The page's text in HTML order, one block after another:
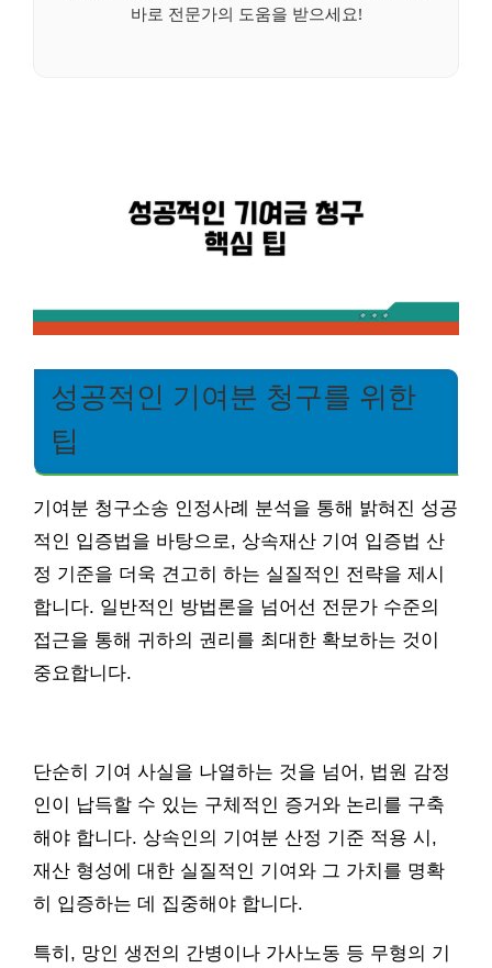
바로 전문가의 도움을 받으세요!
성공적인 기여분 청구를 위한
팁
기여분 청구소송 인정사례 분석을 통해 밝혀진 성공
적인 입증법을 바탕으로, 상속재산 기여 입증법 산
정 기준을 더욱 견고히 하는 실질적인 전략을 제시
합니다. 일반적인 방법론을 넘어선 전문가 수준의
접근을 통해 귀하의 권리를 최대한 확보하는 것이
중요합니다.
단순히 기여 사실을 나열하는 것을 넘어, 법원 감정
인이 납득할 수 있는 구체적인 증거와 논리를 구축
해야 합니다. 상속인의 기여분 산정 기준 적용 시,
재산 형성에 대한 실질적인 기여와 그 가치를 명확
히 입증하는 데 집중해야 합니다.
특히, 망인 생전의 간병이나 가사노동 등 무형의 기